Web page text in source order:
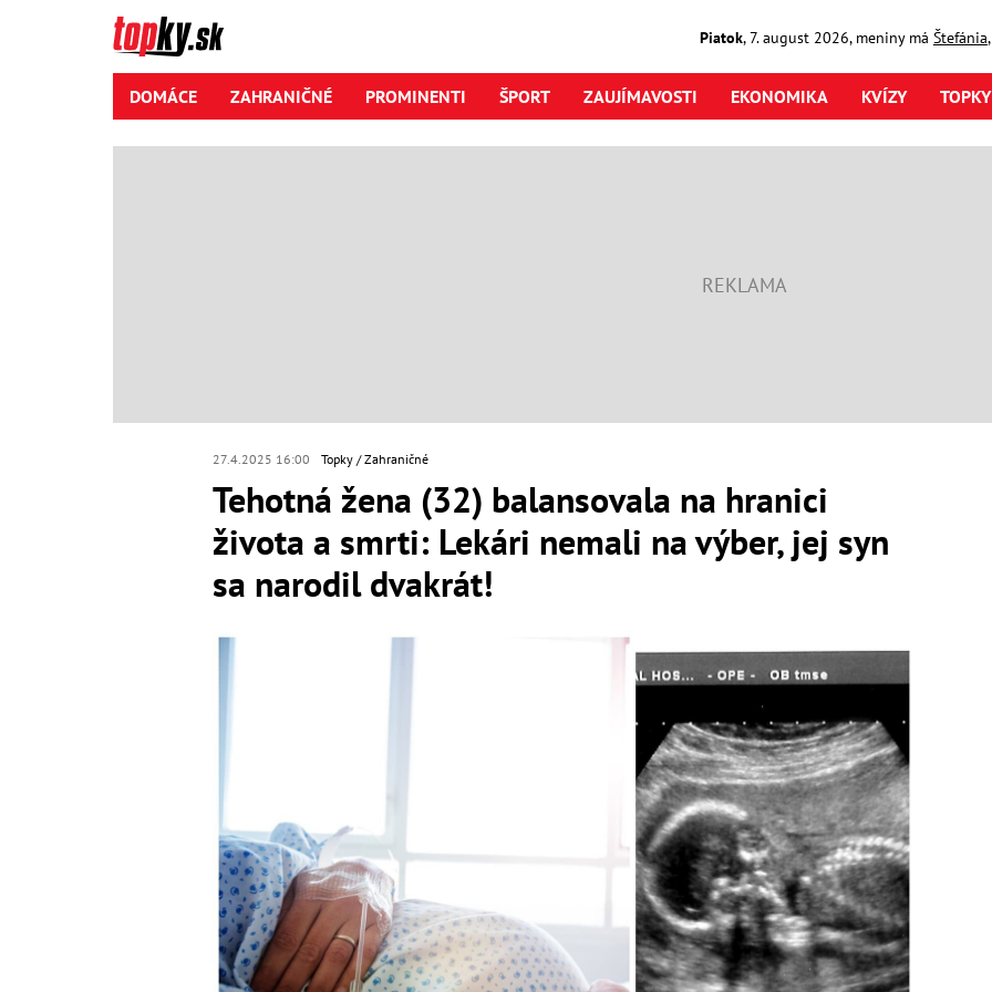
Piatok,7. august2026, meniny má Štefánia
DOMÁCE ZAHRANIČNÉ PROMINENTI ŠPORT ZAUJÍMAVOSTI EKONOMIKA KVÍZY
27.4.2025 16:00 Topky Zahraničné
Tehotná žena (32) balansovala na hranici
života a smrti: Lekári nemali na výber, jej syn
sa narodil dvakrát!